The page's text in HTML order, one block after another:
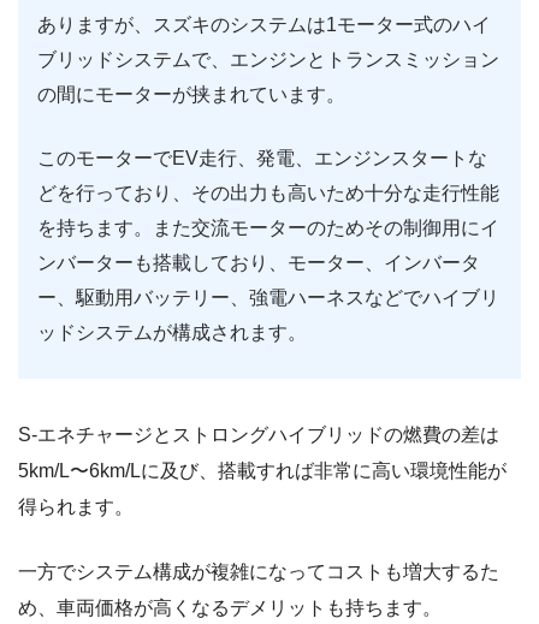
ありますが、スズキのシステムは1モーター式のハイ
ブリッドシステムで、エンジンとトランスミッション
の間にモーターが挟まれています。
このモーターでEV走行、発電、エンジンスタートな
どを行っており、その出力も高いため十分な走行性能
を持ちます。また交流モーターのためその制御用にイ
ンバーターも搭載しており、モーター、インバータ
ー、駆動用バッテリー、強電ハーネスなどでハイブリ
ッドシステムが構成されます。
S-エネチャージとストロングハイブリッドの燃費の差は
5km/L〜6km/Lに及び、搭載すれば非常に高い環境性能が
得られます。
一方でシステム構成が複雑になってコストも増大するた
め、車両価格が高くなるデメリットも持ちます。